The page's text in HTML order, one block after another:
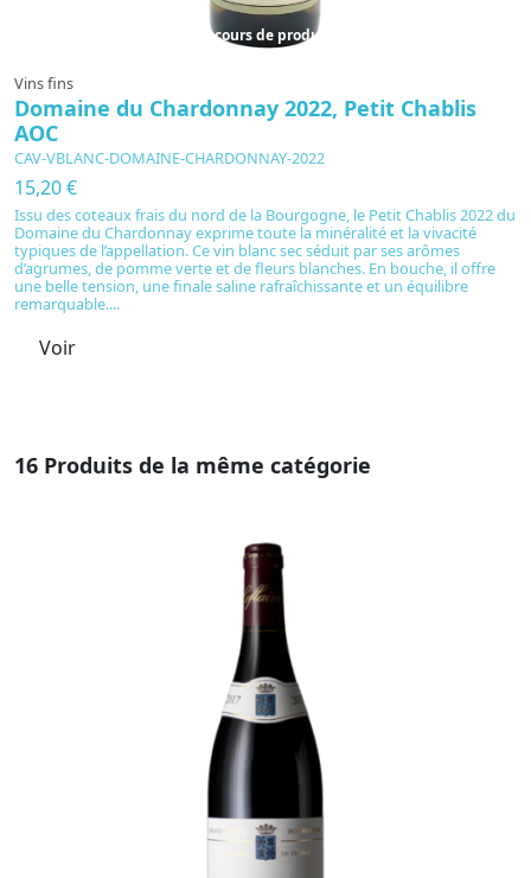
En cours de production
Vins fins
Domaine du Chardonnay 2022, Petit Chablis
AOC
CAV-VBLANC-DOMAINE-CHARDONNAY-2022
15,20 €
Issu des coteaux frais du nord de la Bourgogne, le Petit Chablis 2022 du
Domaine du Chardonnay exprime toute la minéralité et la vivacité
typiques de l’appellation. Ce vin blanc sec séduit par ses arômes
d’agrumes, de pomme verte et de fleurs blanches. En bouche, il offre
une belle tension, une finale saline rafraîchissante et un équilibre
remarquable....
Voir
16 Produits de la même catégorie